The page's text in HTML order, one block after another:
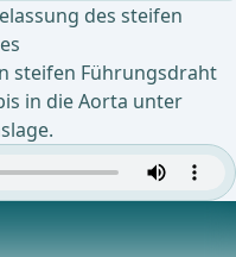
des steifen
steifen Führungsdraht
in die Aorta unter